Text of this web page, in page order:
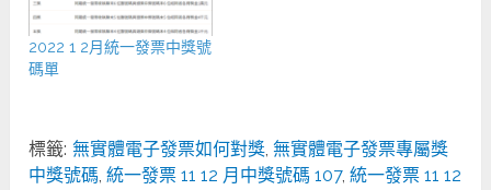
2022 1 2月統一發票中獎號
碼單
標籤: 無實體電子發票如何對獎,無實體電子發票專屬獎
中獎號碼,統一發票 11 12 月中獎號碼 107,統一發票 11 12